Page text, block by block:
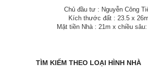
Chủ đầu tư : Nguyễn Công
Kích thước đất : 23.5 x 26m
Mặt tiền Nhà : 21m x chiều sâu:
TÌM KIẾM THEO LOẠI HÌNH NHÀ